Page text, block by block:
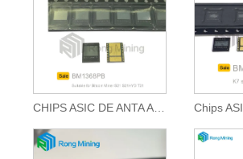
CHIPS ASIC DE ANTA ADECUADO PARA MÁQUINA DE MINERA DE BITCOIN